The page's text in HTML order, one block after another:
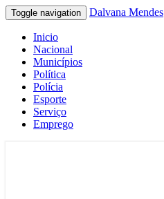
Toggle navigation Dalvana Mendes
Inicio
Nacional
Municípios
Política
Polícia
Esporte
Serviço
Emprego